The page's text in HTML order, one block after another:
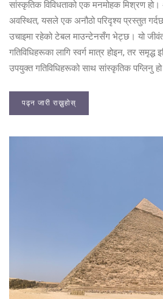
सांस्कृतिक विविधताको एक मनमोहक मिश्रण हो।
अवस्थित, यसले एक अनौठो परिदृश्य प्रस्तुत
उचाइमा रहेको टेबल माउन्टेनसँग भेट्छ। यो
गतिविधिहरूका लागि स्वर्ग मात्र होइन, तर समृद्ध
उपयुक्त गतिविधिहरूको साथ सांस्कृतिक पग्लिनु
पढ्न जारी राख्नुहोस्